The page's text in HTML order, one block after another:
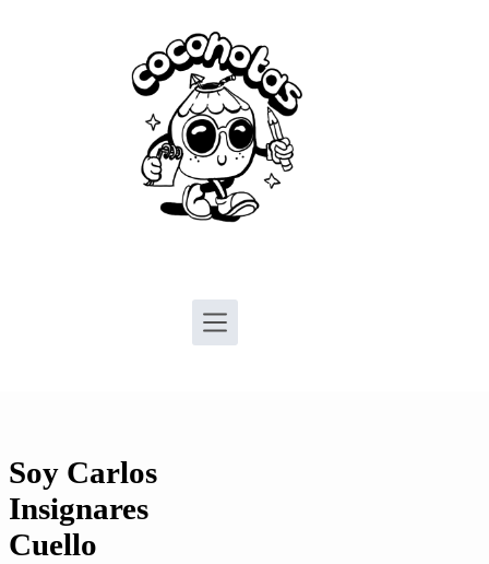
Soy Carlos
Insignares
Cuello